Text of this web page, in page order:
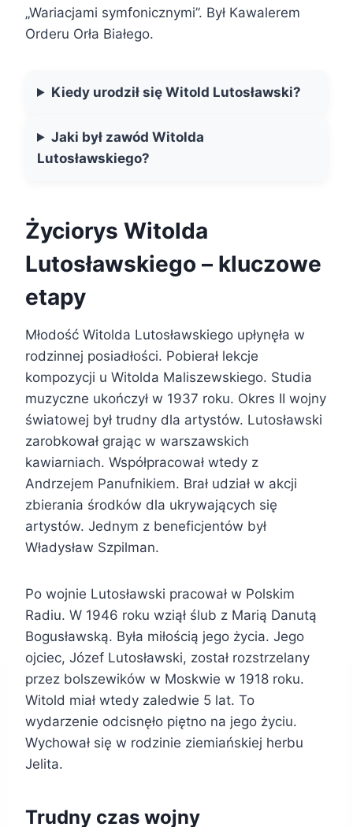
„Wariacjami symfonicznymi”. Był Kawalerem
Orderu Orła Białego.
Kiedy urodził się Witold Lutosławski?
Jaki był zawód Witolda
Lutosławskiego?
Życiorys Witolda
Lutosławskiego – kluczowe
etapy
Młodość Witolda Lutosławskiego upłynęła w
rodzinnej posiadłości. Pobierał lekcje
kompozycji u Witolda Maliszewskiego. Studia
muzyczne ukończył w 1937 roku. Okres II wojny
światowej był trudny dla artystów. Lutosławski
zarobkował grając w warszawskich
kawiarniach. Współpracował wtedy z
Andrzejem Panufnikiem. Brał udział w akcji
zbierania środków dla ukrywających się
artystów. Jednym z beneficjentów był
Władysław Szpilman.
Po wojnie Lutosławski pracował w Polskim
Radiu. W 1946 roku wziął ślub z Marią Danutą
Bogusławską. Była miłością jego życia. Jego
ojciec, Józef Lutosławski, został rozstrzelany
przez bolszewików w Moskwie w 1918 roku.
Witold miał wtedy zaledwie 5 lat. To
wydarzenie odcisnęło piętno na jego życiu.
Wychował się w rodzinie ziemiańskiej herbu
Jelita.
Trudny czas wojny